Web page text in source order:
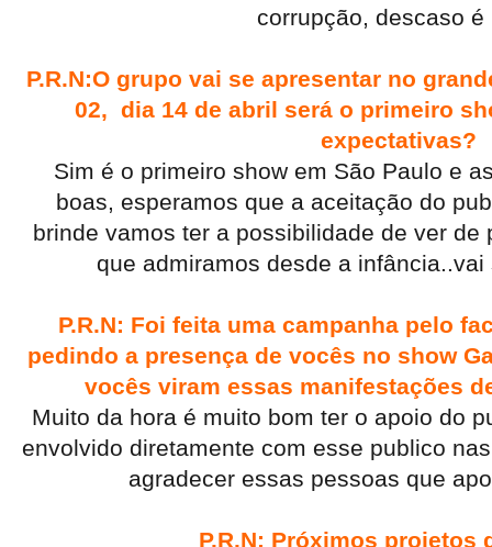
corrupção, descaso é
P.R.N:O grupo vai se apresentar no
02, dia 14 de abril será o primeiro
expectativas?
Sim é o primeiro show em São Paulo e
boas, esperamos que a aceitação do
brinde vamos ter a possibilidade de ver de
que admiramos desde a
P.R.N: Foi feita uma campanha pelo
pedindo a presença de vocês no show
vocês viram essas manifestações
Muito da hora é muito bom ter o apoio do
envolvido diretamente com esse publico
agradecer essas pessoas que
P.R.N: Próximos projetos